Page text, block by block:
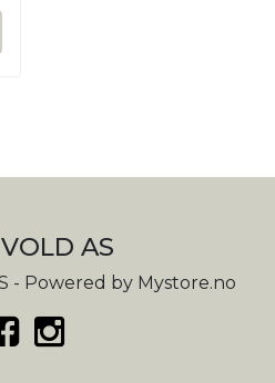
AS
- Powered by Mystore.no